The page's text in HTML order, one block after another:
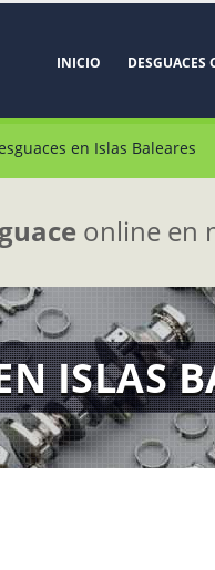
INICIO DESGUACES
en Islas Baleares
online en
ISLAS